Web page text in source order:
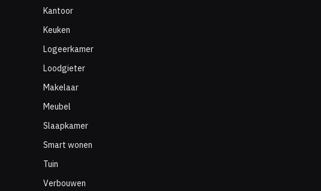
Kantoor
Keuken
Logeerkamer
Loodgieter
Makelaar
Meubel
Slaapkamer
Smart wonen
Tuin
Verbouwen